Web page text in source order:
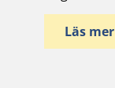
Läs mer